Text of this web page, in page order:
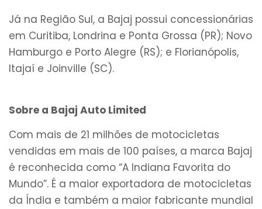
Já na Região Sul, a Bajaj possui concessionárias
em Curitiba, Londrina e Ponta Grossa (PR); Novo
Hamburgo e Porto Alegre (RS); e Florianópolis,
Itajaí e Joinville (SC).
Sobre a Bajaj Auto Limited
Com mais de 21 milhões de motocicletas
vendidas em mais de 100 países, a marca Bajaj
é reconhecida como “A Indiana Favorita do
Mundo”. É a maior exportadora de motocicletas
da Índia e também a maior fabricante mundial